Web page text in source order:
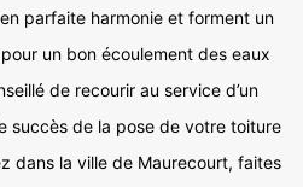
parfaite harmonie et forment un
un bon écoulement des eaux
de recourir au service d’un
succès de la pose de votre toiture
dans la ville de Maurecourt, faites